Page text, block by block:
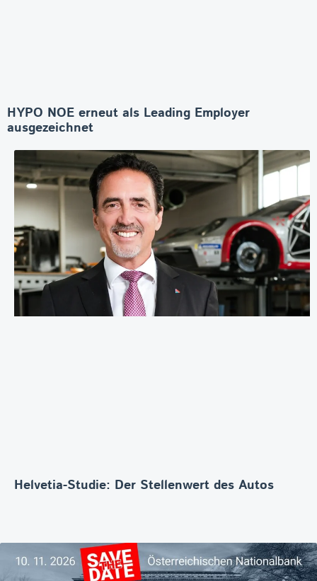
HYPO NOE erneut als Leading Employer
ausgezeichnet
Helvetia-Studie: Der Stellenwert des Autos